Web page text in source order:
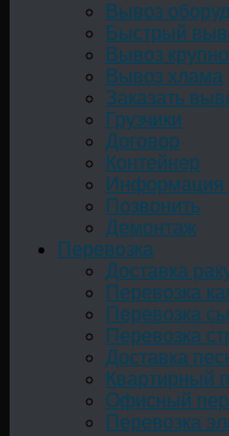
Вывоз
Быстрый
Вывоз
Вывоз хлама
Заказать
Грузчики
Договор
Контейнер
Информация
Позвонить
Демонтаж
Перевозка
Доставка
Перевозка
Перевозка
Перевозка
Доставка
Квартирный
Офисный
Перевозка